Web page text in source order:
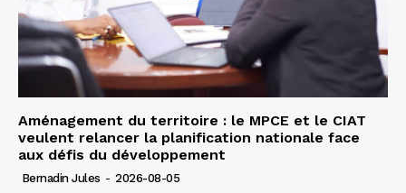
Aménagement du territoire : le MPCE et le CIAT
veulent relancer la planification nationale face
aux défis du développement
Bernadin Jules - 2026-08-05